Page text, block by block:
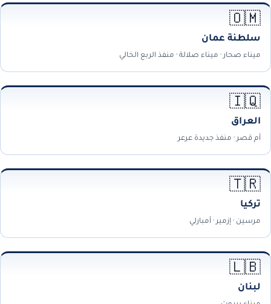
🇴🇲
سلطنة عمان
ميناء صحار · ميناء صلالة · منفذ الربع الخالي
🇮🇶
العراق
أم قصر · منفذ جديدة عرعر
🇹🇷
تركيا
مرسين · إزمير · أمبارلي
🇱🇧
لبنان